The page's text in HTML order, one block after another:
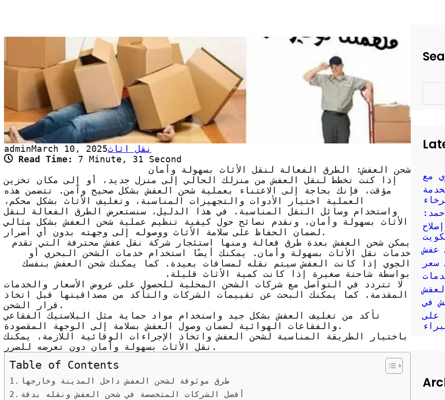
adminMarch 10, 2025نقل اثاث
Read Time:
7 Minute, 31 Second
شحن العفش: الطرق الفعالة لنقل الأثاث بسهولة وأمان
إذا كنت تخطط لنقل العفش من منزلك الحالي إلى منزل جديد، أو إلى مكان تخزين
مؤقت، فإنك بحاجة إلى الاعتناء بعملية شحن العفش بشكل صحيح وآمن. تتضمن هذه
العملية اختيار الأدوات والتجهيزات المناسبة، وتغليف الأثاث بشكل محكم،
واستخدام وسائل النقل المناسبة. في هذا الدليل، سنستعرض الطرق الفعالة لنقل
الأثاث بسهولة وأمان، ونقدم نصائح حول كيفية تنظيم عملية شحن العفش بشكل مثالي
لضمان الحفاظ على سلامة الأثاث ووصوله إلى وجهته بدون أي أضرار.
يمكن شحن العفش بعدة طرق فعالة ومنها استئجار شركة نقل عفش محترفة التي تقدم
خدمات نقل الأثاث بسهولة وأمان. يمكنك أيضًا استخدام خدمات الشحن البحري أو
الجوي إذا كانت العفش سيتم نقله لمسافات بعيدة. كما يمكنك شحن العفش بنفسك
بواسطة شاحنة صغيرة إذا كانت كمية الأثاث قليلة.
لا تتردد في التواصل مع شركات الشحن المحلية للحصول على عروض الأسعار والخدمات
المقدمة. كما يمكنك البحث عن تقييمات الشركات والتأكد من مصداقيتها قبل اتخاذ
قرار الشحن.
تأكد من تغليف العفش بشكل جيد واستخدام مواد حماية مثل البلاستيك الفقاعي
والفقاعات الهوائية لضمان وصول العفش بسلامة إلى الوجهة المقصودة.
باختيار الطريقة المناسبة لشحن العفش واتخاذ الإجراءات الوقائية اللازمة، يمكنك
نقل الأثاث بسهولة وأمان دون تعرضه للضرر.
Table of Contents
طرق موثوقة لشحن العفش داخل المدينة وخارجها
أفضل الشركات المتخصصة في شحن العفش ونقله بدقة
S
مع
عفش
سعر
في
على